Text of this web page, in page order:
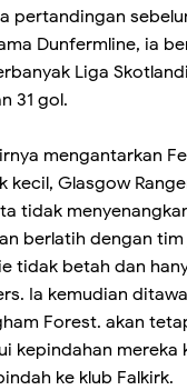
pertandingan
Dunfermline, ia
Liga
31 gol.
mengantarkan
kecil, Glasgow
tidak
berlatih dengan tim
tidak betah dan
Ia kemudian
Forest. akan
kepindahan mereka
ke klub Falkirk.